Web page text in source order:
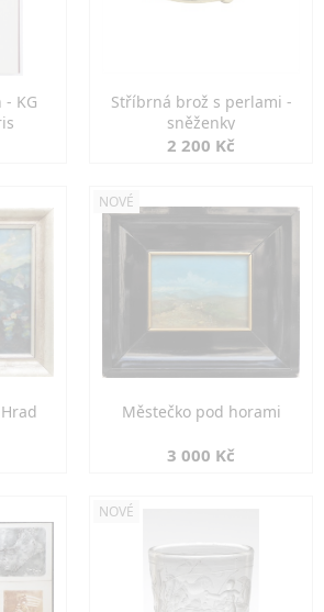
KG
Stříbrná brož s perlami -
sněženky
2 200 Kč
NOVÉ
Městečko pod horami
3 000 Kč
NOVÉ